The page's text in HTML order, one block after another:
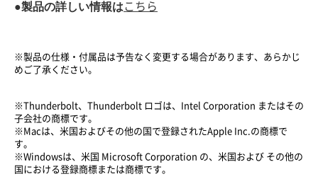
●製品の詳しい情報はこちら
※製品の仕様・付属品は予告なく変更する場合があります、あらかじ
めご了承ください。
※Thunderbolt、Thunderbolt ロゴは、Intel Corporation またはその
子会社の商標です。
※Macは、米国およびその他の国で登録されたApple Inc.の商標で
す。
※Windowsは、米国 Microsoft Corporation の、米国および その他の
国における登録商標または商標です。